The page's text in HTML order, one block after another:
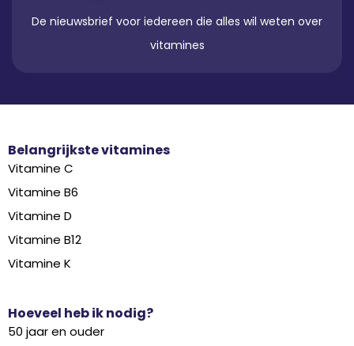
De nieuwsbrief voor iedereen die alles wil weten over
vitamines
Belangrijkste vitamines
Vitamine C
Vitamine B6
Vitamine D
Vitamine B12
Vitamine K
Hoeveel heb ik nodig?
50 jaar en ouder